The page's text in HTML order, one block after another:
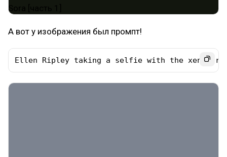
А вот у изображения был промпт!
Ellen Ripley taking a selfie with the